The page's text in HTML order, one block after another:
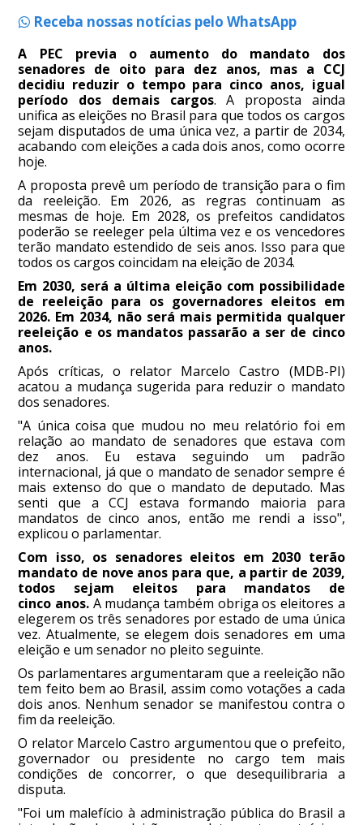
Receba nossas notícias pelo WhatsApp
A PEC previa o aumento do mandato dos
senadores de oito para dez anos, mas a CCJ
decidiu reduzir o tempo para cinco anos, igual
período dos demais cargos. A proposta ainda
unifica as eleições no Brasil para que todos os cargos
sejam disputados de uma única vez, a partir de 2034,
acabando com eleições a cada dois anos, como ocorre
hoje.
A proposta prevê um período de transição para o fim
da reeleição. Em 2026, as regras continuam as
mesmas de hoje. Em 2028, os prefeitos candidatos
poderão se reeleger pela última vez e os vencedores
terão mandato estendido de seis anos. Isso para que
todos os cargos coincidam na eleição de 2034.
Em 2030, será a última eleição com possibilidade
de reeleição para os governadores eleitos em
2026. Em 2034, não será mais permitida qualquer
reeleição e os mandatos passarão a ser de cinco
anos.
Após críticas, o relator Marcelo Castro (MDB-PI)
acatou a mudança sugerida para reduzir o mandato
dos senadores.
"A única coisa que mudou no meu relatório foi em
relação ao mandato de senadores que estava com
dez anos. Eu estava seguindo um padrão
internacional, já que o mandato de senador sempre é
mais extenso do que o mandato de deputado. Mas
senti que a CCJ estava formando maioria para
mandatos de cinco anos, então me rendi a isso",
explicou o parlamentar.
Com isso, os senadores eleitos em 2030 terão
mandato de nove anos para que, a partir de 2039,
todos sejam eleitos para mandatos de
cinco anos. A mudança também obriga os eleitores a
elegerem os três senadores por estado de uma única
vez. Atualmente, se elegem dois senadores em uma
eleição e um senador no pleito seguinte.
Os parlamentares argumentaram que a reeleição não
tem feito bem ao Brasil, assim como votações a cada
dois anos. Nenhum senador se manifestou contra o
fim da reeleição.
O relator Marcelo Castro argumentou que o prefeito,
governador ou presidente no cargo tem mais
condições de concorrer, o que desequilibraria a
disputa.
"Foi um malefício à administração pública do Brasil a